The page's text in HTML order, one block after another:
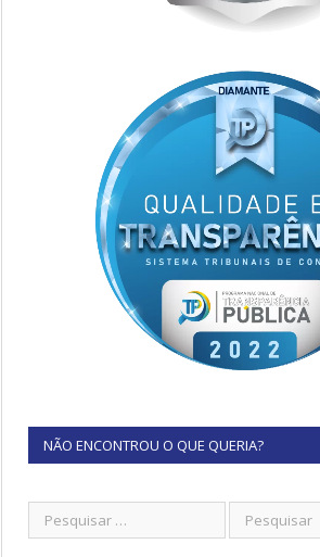
NÃO ENCONTROU O QUE QUERIA?